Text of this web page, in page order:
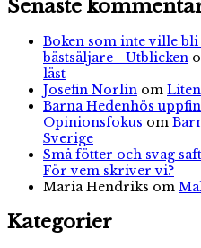
Senaste
Boken som inte ville
bästsäljare - Utblicken
läst
Josefin Norlin om
Barna Hedenhös
Opinionsfokus om
Sverige
Små fötter och svag
För vem skriver vi?
Maria Hendriks om
Kategorier